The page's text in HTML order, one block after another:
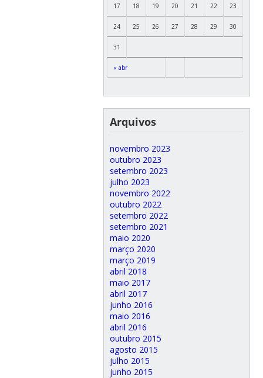
« abr
17 18 19 20 21 22 23
24 25 26 27 28 29 30
31
Arquivos
novembro 2023
outubro 2023
setembro 2023
julho 2023
novembro 2022
outubro 2022
setembro 2022
setembro 2021
maio 2020
março 2020
março 2019
abril 2018
maio 2017
abril 2017
junho 2016
maio 2016
abril 2016
outubro 2015
agosto 2015
julho 2015
junho 2015